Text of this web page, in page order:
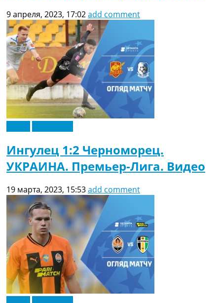
9 апреля, 2023, 17:02add comment
Ингулец 1:2 Черноморец.
УКРАИНА. Премьер-Лига. Видео
19 марта, 2023, 15:53add comment